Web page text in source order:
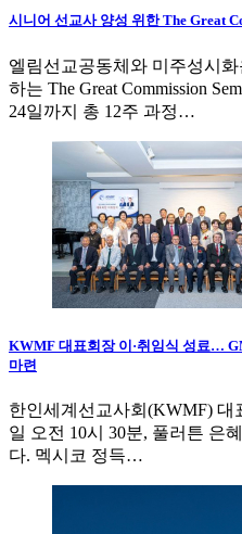
시니어 선교사 양성 위한 The Great
엘림선교공동체와 미주성시
하는 The Great Commission
24일까지 총 12주 과정…
KWMF 대표회장 이·취임식 성료…
마련
한인세계선교사회(KWMF) 대
일 오전 10시 30분, 풀러튼 은
다. 멕시코 정득…